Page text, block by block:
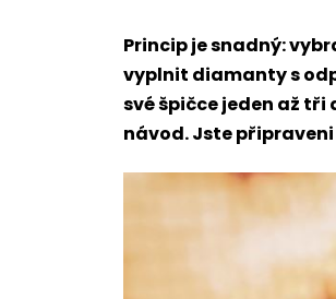
Princip je snadný:
vyplnit diamanty s
své špičce jeden až
návod. Jste